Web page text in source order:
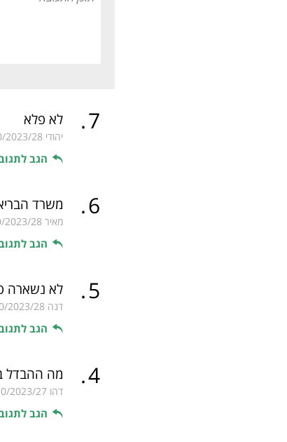
7
. לא פלא
יהודי 2023/28
הגב
6
. משרד
מאיר 2023/28
הגב
5
. לא נשארה
דנה 2023/28
הגב
4
. מה ההבדל
דהו 2023/27
הגב